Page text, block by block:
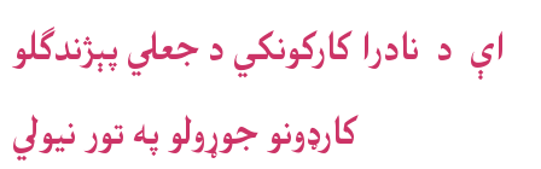
اې د نادرا کارکونکي د جعلي پېژندګلو
کارډونو جوړولو په تور نیولي